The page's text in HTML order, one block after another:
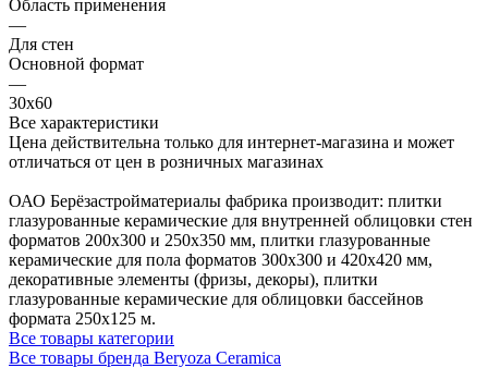
Область применения
—
Для стен
Основной формат
—
30х60
Все характеристики
Цена действительна только для интернет-магазина и может
отличаться от цен в розничных магазинах
ОАО Берёзастройматериалы фабрика производит: плитки
глазурованные керамические для внутренней облицовки стен
форматов 200х300 и 250х350 мм, плитки глазурованные
керамические для пола форматов 300х300 и 420х420 мм,
декоративные элементы (фризы, декоры), плитки
глазурованные керамические для облицовки бассейнов
формата 250х125 м.
Все товары категории
Все товары бренда Beryoza Ceramica